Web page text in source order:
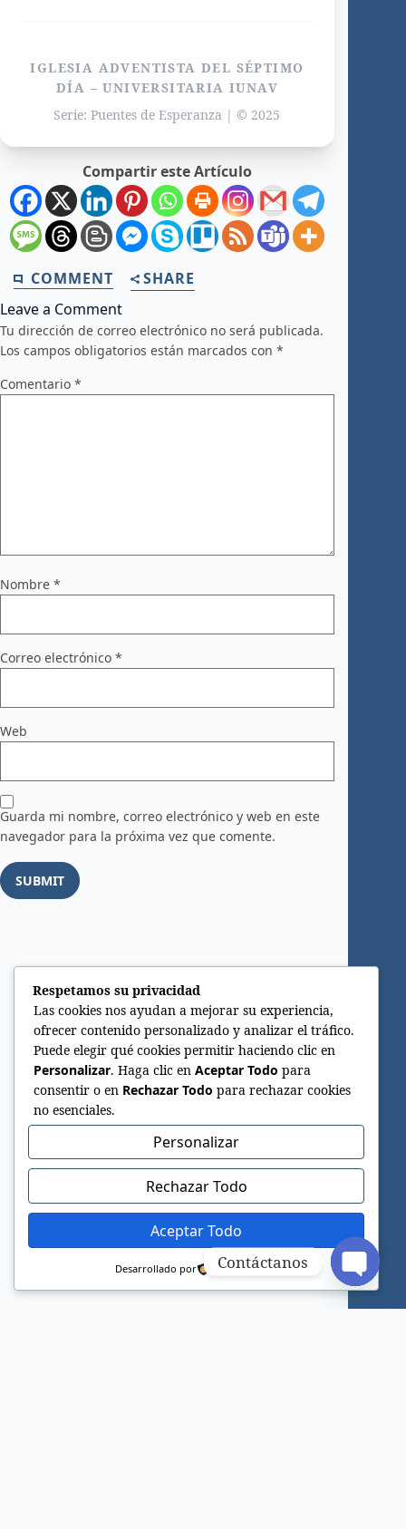
IGLESIA ADVENTISTA DEL SÉPTIMO
DÍA – UNIVERSITARIA IUNAV
Serie: Puentes de Esperanza | © 2025
Compartir este Artículo
COMMENT
SHARE
Leave a Comment
Tu dirección de correo electrónico no será publicada.
Los campos obligatorios están marcados con *
Comentario *
Nombre *
Correo electrónico *
Web
Guarda mi nombre, correo electrónico y web en este
navegador para la próxima vez que comente.
Respetamos su privacidad
Las cookies nos ayudan a mejorar su experiencia,
ofrecer contenido personalizado y analizar el tráfico.
Puede elegir qué cookies permitir haciendo clic en
Personalizar. Haga clic en Aceptar Todo para
consentir o en Rechazar Todo para rechazar cookies
no esenciales.
Personalizar
Rechazar Todo
Aceptar Todo
Desarrollado por Contáctanos
Open